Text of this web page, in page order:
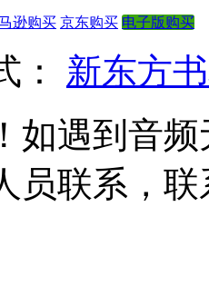
逊购买 京东购买 电子版购买
： 新东方
如遇到音
员联系，联